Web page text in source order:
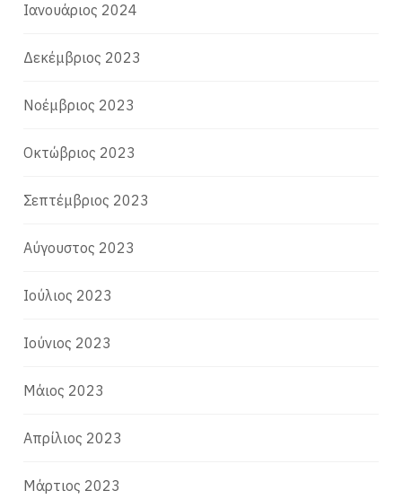
Ιανουάριος 2024
Δεκέμβριος 2023
Νοέμβριος 2023
Οκτώβριος 2023
Σεπτέμβριος 2023
Αύγουστος 2023
Ιούλιος 2023
Ιούνιος 2023
Μάιος 2023
Απρίλιος 2023
Μάρτιος 2023